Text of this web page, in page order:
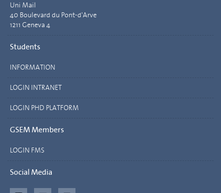
Uni Mail
40 Boulevard du Pont-d'Arve
1211 Geneva 4
Students
INFORMATION
LOGIN INTRANET
LOGIN PHD PLATFORM
GSEM Members
LOGIN FMS
Social Media